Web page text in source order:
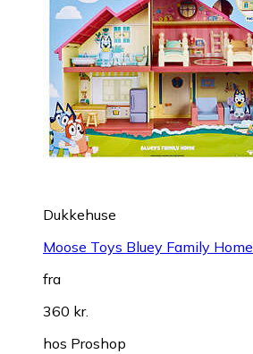
Dukkehuse
Moose Toys Bluey Family Home
fra
360 kr.
hos Proshop